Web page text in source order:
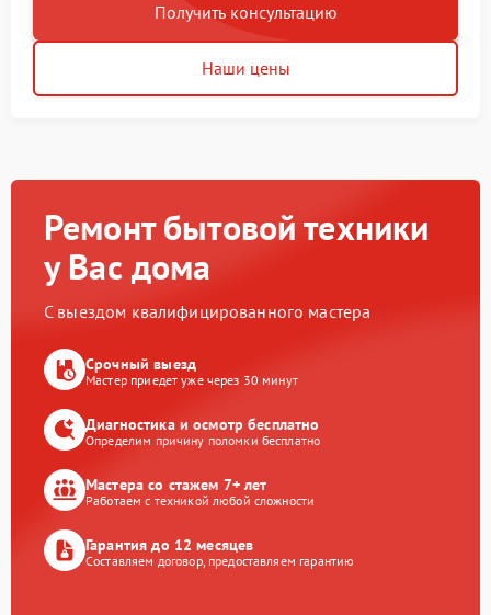
Получить консультацию
Наши цены
Ремонт бытовой техники
у Вас дома
С выездом квалифицированного мастера
Срочный выезд
Мастер приедет уже через 30 минут
Диагностика и осмотр бесплатно
Определим причину поломки бесплатно
Мастера со стажем 7+ лет
Работаем с техникой любой сложности
Гарантия до 12 месяцев
Составляем договор, предоставляем гарантию